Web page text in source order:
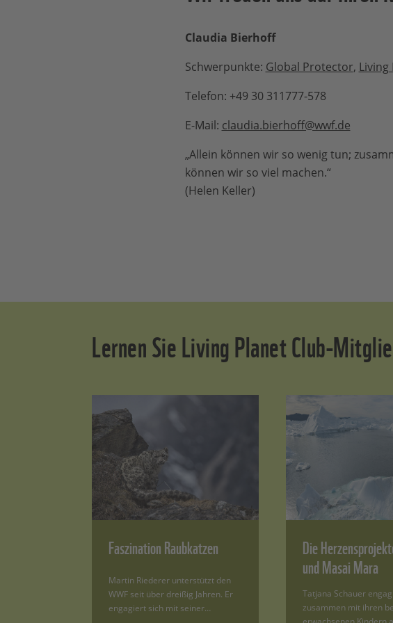
Claudia Bierhoff
Schwerpunkte: Global Protector, Living
Telefon: +49 30 311777-578
E-Mail: claudia.bierhoff@wwf.de
„Allein können wir so wenig tun;
können wir so viel machen.“
(Helen Keller)
Lernen Sie Living Planet Club-
Faszination Raubkatzen
Martin Riederer unterstützt den
WWF seit über dreißig Jahren. Er
engagiert sich mit seiner…
Die
und Masai Mara
Tatjana Schauer
zusammen mit ihren